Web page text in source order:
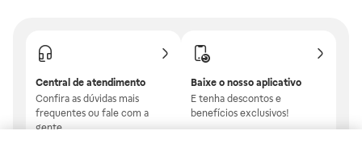
Central de atendimento
Confira as dúvidas mais
frequentes ou fale com a
gente.
Baixe o nosso aplicativo
E tenha descontos e
benefícios exclusivos!